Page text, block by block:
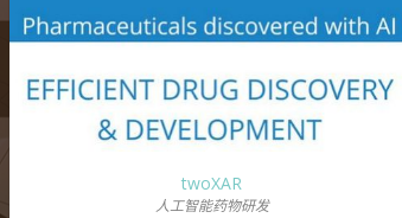
twoXAR
人工智能药物研发